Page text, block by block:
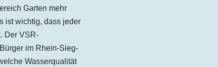
Garten mehr
ist wichtig, dass jeder
Der VSR-
im Rhein-Sieg-
Wasserqualität